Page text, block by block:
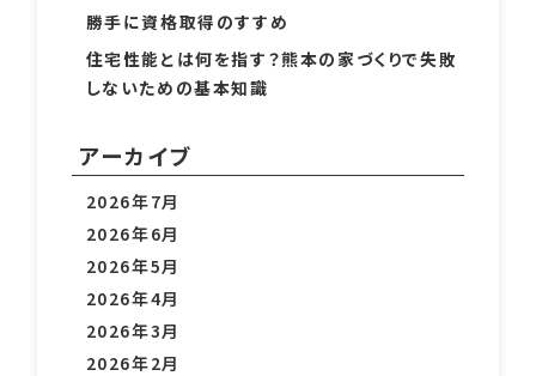
勝手に資格取得のすすめ
住宅性能とは何を指す？熊本の家づくりで失敗
しないための基本知識
アーカイブ
2026年7月
2026年6月
2026年5月
2026年4月
2026年3月
2026年2月